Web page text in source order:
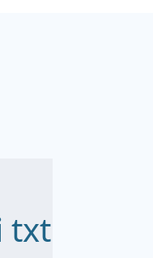
txt